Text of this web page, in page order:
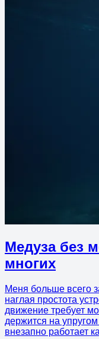
Медуза без
многих
Меня больше всего
наглая простота
движение требует
держится на
внезапно работает